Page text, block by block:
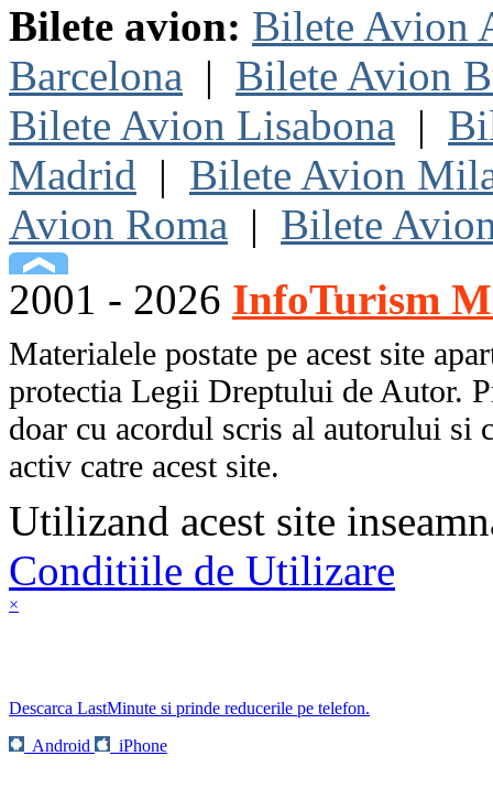
Bilete avion: Bilete Avion
Barcelona | Bilete Avion
Bilete Avion Lisabona |
Madrid | Bilete Avion
Avion Roma | Bilete
2001 - 2026 InfoTurism
Materialele postate pe acest site
protectia Legii Dreptului de Autor.
doar cu acordul scris al autorului si
activ catre acest site.
Utilizand acest site
Conditiile de Utilizare
×
Descarca LastMinute si prinde reducerile pe telefon.
Android
iPhone